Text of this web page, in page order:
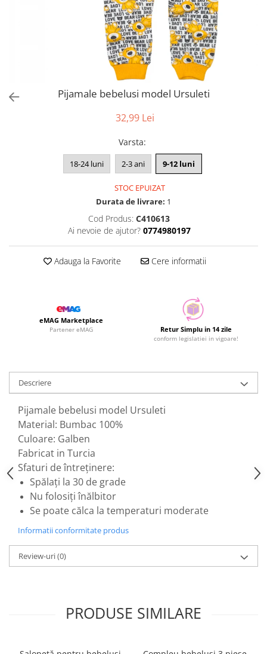
Pijamale bebelusi model Ursuleti
32,99 Lei
Varsta:
18-24 luni 2-3 ani 9-12 luni
STOC EPUIZAT
Durata de livrare: 1
Cod Produs: C410613
Ai nevoie de ajutor? 0774980197
Adauga la Favorite Cere informatii
eMAG Marketplace
Partener eMAG Retur Simplu in 14 zile
conform legislatiei in vigoare!
Descriere
Pijamale bebelusi model Ursuleti
Material: Bumbac 100%
Culoare: Galben
Fabricat in Turcia
Sfaturi de întreținere:
Spălați la 30 de grade
Nu folosiți înălbitor
Se poate călca la temperaturi moderate
Informatii conformitate produs
Review-uri(0)
PRODUSE SIMILARE